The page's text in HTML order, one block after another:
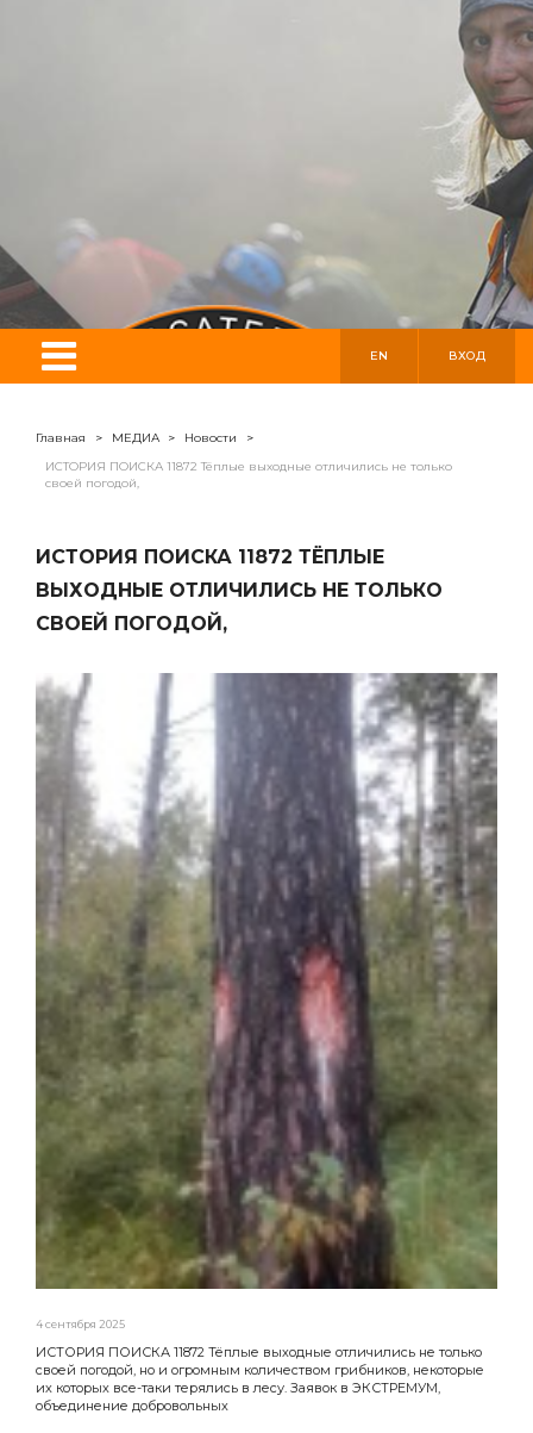
EN ВХОД
Главная > МЕДИА > Новости
>
ИСТОРИЯ ПОИСКА 11872 Тёплые выходные отличились не только
своей погодой,
ИСТОРИЯ ПОИСКА 11872 ТЁПЛЫЕ
ВЫХОДНЫЕ ОТЛИЧИЛИСЬ НЕ ТОЛЬКО
СВОЕЙ ПОГОДОЙ,
4 сентября 2025
ИСТОРИЯ ПОИСКА 11872 Тёплые выходные отличились не только
своей погодой, но и огромным количеством грибников, некоторые
их которых все-таки терялись в лесу. Заявок в ЭКСТРЕМУМ,
объединение добровольных